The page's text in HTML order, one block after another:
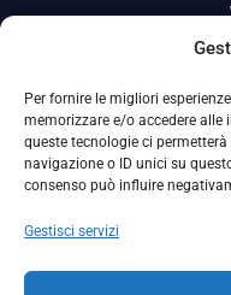
Per fornire le migliori
memorizzare e/o accedere
queste tecnologie ci
navigazione o ID unici su
consenso può influire
Gestisci servizi
Privacy
La Società ha nominato il Responsabile della
adottate dalla
Per